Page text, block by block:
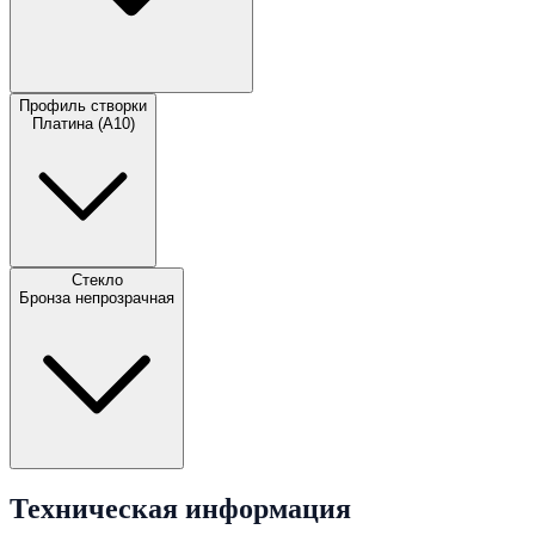
Профиль створки
Платина (А10)
Стекло
Бронза непрозрачная
Техническая информация